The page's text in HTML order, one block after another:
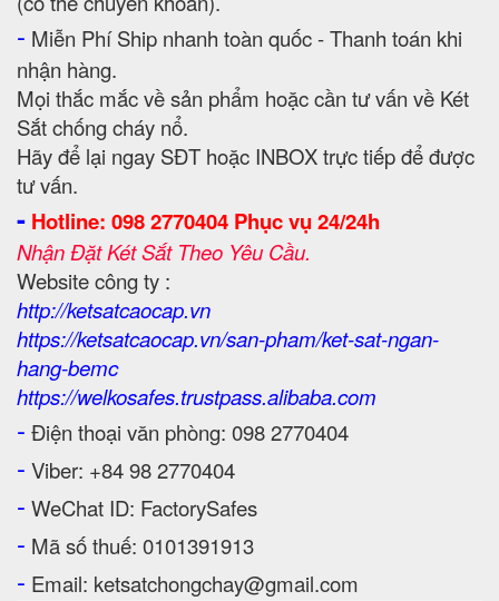
- Miễn Phí Ship nhanh toàn quốc - Thanh toán khi
nhận hàng.
Mọi thắc mắc về sản phẩm hoặc cần tư vấn về Két
Sắt chống cháy nổ.
Hãy để lại ngay SĐT hoặc INBOX trực tiếp để được
tư vấn.
- Hotline: 098 2770404 Phục vụ 24/24h
Nhận Đặt Két Sắt Theo Yêu Cầu.
Website công ty :
http://ketsatcaocap.vn
https://ketsatcaocap.vn/san-pham/ket-sat-ngan-
hang-bemc
https://welkosafes.trustpass.alibaba.com
- Điện thoại văn phòng: 098 2770404
- Viber: +84 98 2770404
- WeChat ID: FactorySafes
- Mã số thuế: 0101391913
- Email: ketsatchongchay@gmail.com